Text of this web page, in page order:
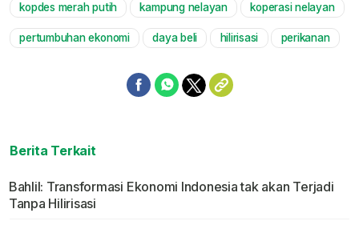
kopdes merah putih kampung nelayan koperasi nelayan
pertumbuhan ekonomi daya beli hilirisasi perikanan
Berita Terkait
Bahlil: Transformasi Ekonomi Indonesia tak akan Terjadi
Tanpa Hilirisasi